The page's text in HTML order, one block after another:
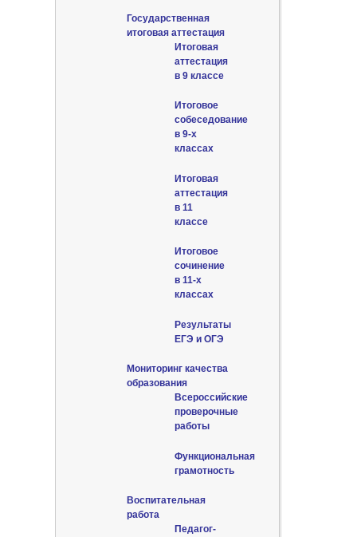
Государственная
итоговая аттестация
Итоговая
аттестация
в 9 классе
Итоговое
собеседование
в 9-х
классах
Итоговая
аттестация
в 11
классе
Итоговое
сочинение
в 11-х
классах
Результаты
ЕГЭ и ОГЭ
Мониторинг качества
образования
Всероссийские
проверочные
работы
Функциональная
грамотность
Воспитательная
работа
Педагог-